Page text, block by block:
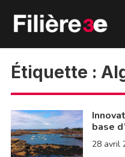
Étiquette :
base
28 avril